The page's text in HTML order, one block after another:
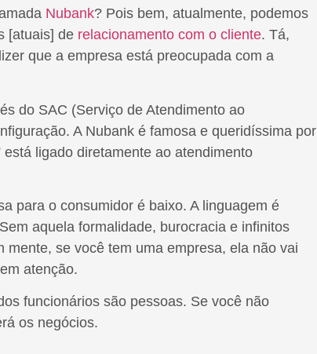
Nubank? Pois bem, atualmente, podemos
[atuais] de relacionamento com o cliente. Tá,
que a empresa está preocupada com a
do SAC (Serviço de Atendimento ao
A Nubank é famosa e queridíssima por
ligado diretamente ao atendimento
para o consumidor é baixo. A linguagem é
aquela formalidade, burocracia e infinitos
mente, se você tem uma empresa, ela não vai
atenção.
funcionários são pessoas. Se você não
os negócios.